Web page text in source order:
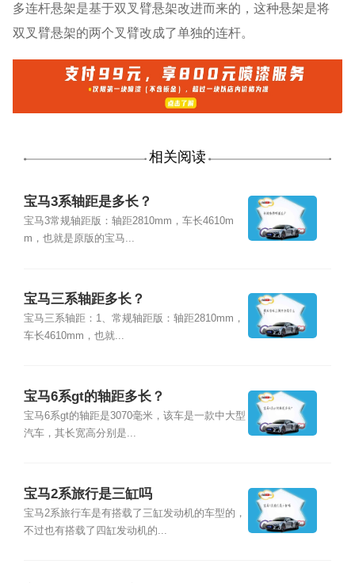
多连杆悬架是基于双叉臂悬架改进而来的，这种悬架是将
双叉臂悬架的两个叉臂改成了单独的连杆。
相关阅读
宝马3系轴距是多长？
宝马3常规轴距版：轴距2810mm，车长4610m
m，也就是原版的宝马...
宝马三系轴距多长？
宝马三系轴距：1、常规轴距版：轴距2810mm，
车长4610mm，也就...
宝马6系gt的轴距多长？
宝马6系gt的轴距是3070毫米，该车是一款中大型
汽车，其长宽高分别是...
宝马2系旅行是三缸吗
宝马2系旅行车是有搭载了三缸发动机的车型的，
不过也有搭载了四缸发动机的...